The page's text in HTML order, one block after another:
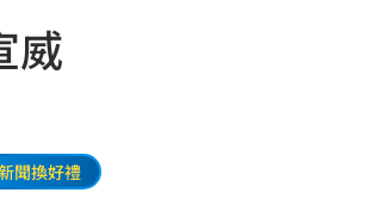
威
聞換好禮